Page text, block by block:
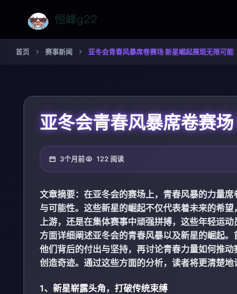
首页 赛事新闻 亚冬会青春风暴席卷赛场 新星崛起展现无限可能
亚冬会青春风暴席卷赛
3个月前 122 阅读
文章摘要：在亚冬会的赛场上，青春风暴的力量
与可能性。这些新星的崛起不仅代表着未来的希
上游，还是在集体赛事中顽强拼搏，这些年轻运
方面详细阐述亚冬会的青春风暴以及新星的崛起
他们背后的付出与坚持，再讨论青春力量如何推
创造奇迹。通过这些方面的分析，读者将更清楚
1、新星崭露头角，打破传统束缚